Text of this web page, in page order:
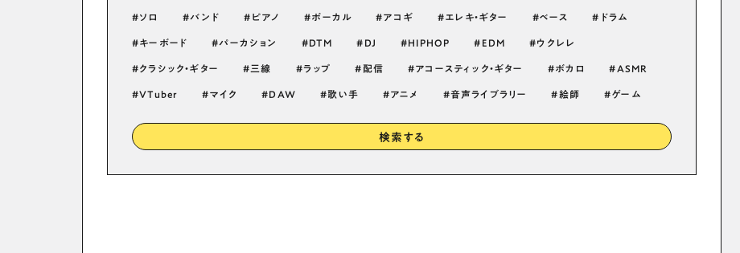
ソロ バンド ピアノ ボーカル アコギ エレキ・ギター ベース ドラム
キーボード パーカション DTM DJ HIPHOP EDM ウクレレ
クラシック・ギター 三線 ラップ 配信 アコースティック・ギター ボカロ ASMR
VTuber マイク DAW 歌い手 アニメ 音声ライブラリー 絵師 ゲーム
検索する